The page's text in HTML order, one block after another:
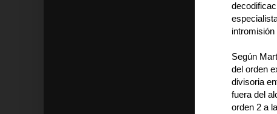
Según
del orden
divisoria
fuera del
orden 2 a